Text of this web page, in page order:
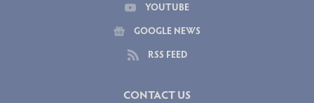
YOUTUBE
GOOGLE NEWS
RSS FEED
CONTACT US